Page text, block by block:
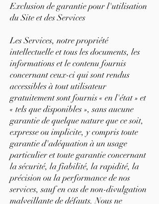
Exclusion de garantie pour l'utilisation
du Site et des Services
Les Services, notre propriété
intellectuelle et tous les documents, les
informations et le contenu fournis
concernant ceux-ci qui sont rendus
accessibles à tout utilisateur
gratuitement sont fournis « en l'état » et
« tels que disponibles », sans aucune
garantie de quelque nature que ce soit,
expresse ou implicite, y compris toute
garantie d'adéquation à un usage
particulier et toute garantie concernant
la sécurité, la fiabilité, la rapidité, la
précision ou la performance de nos
services, sauf en cas de non-divulgation
malveillante de défauts. Nous ne